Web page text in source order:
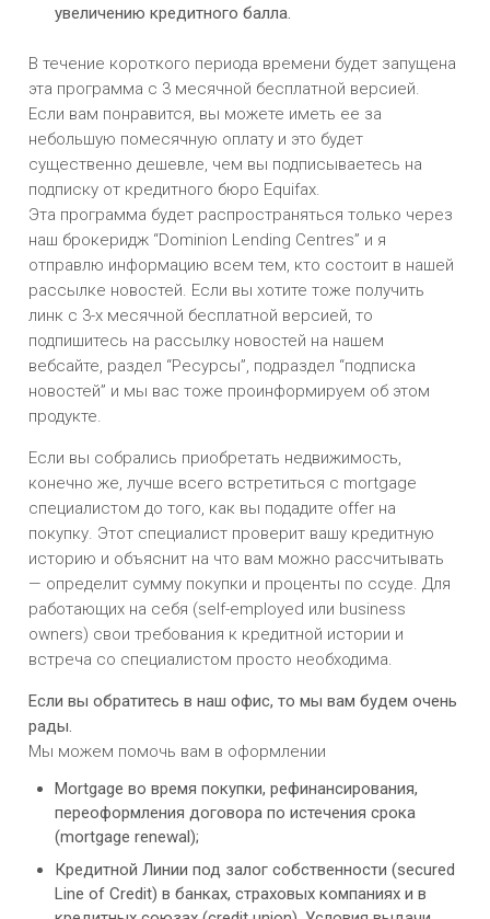
увеличению кредитного балла.
В течение короткого периода времени будет запущена
эта программа с 3 месячной бесплатной версией.
Если вам понравится, вы можете иметь ее за
небольшую помесячную оплату и это будет
существенно дешевле, чем вы подписываетесь на
подписку от кредитного бюро Equifax.
Эта программа будет распространяться только через
наш брокеридж “Dominion Lending Centres” и я
отправлю информацию всем тем, кто состоит в нашей
рассылке новостей. Если вы хотите тоже получить
линк с 3-х месячной бесплатной версией, то
подпишитесь на рассылку новостей на нашем
вебсайте, раздел “Ресурсы”, подраздел “подписка
новостей” и мы вас тоже проинформируем об этом
продукте.
Если вы собрались приобретать недвижимость,
конечно же, лучше всего встретиться с mortgage
специалистом до того, как вы подадите offer на
покупку. Этот специалист проверит вашу кредитную
историю и объяснит на что вам можно рассчитывать
— определит сумму покупки и проценты по ссуде. Для
работающих на себя (self-employed или business
owners) свои требования к кредитной истории и
встреча со специалистом просто необходима.
Если вы обратитесь в наш офис, то мы вам будем очень
рады.
Мы можем помочь вам в оформлении
Mortgage во время покупки, рефинансирования,
переоформления договора по истечения срока
(mortgage renewal);
Кредитной Линии под залог собственности (secured
Line of Credit) в банках, страховых компаниях и в